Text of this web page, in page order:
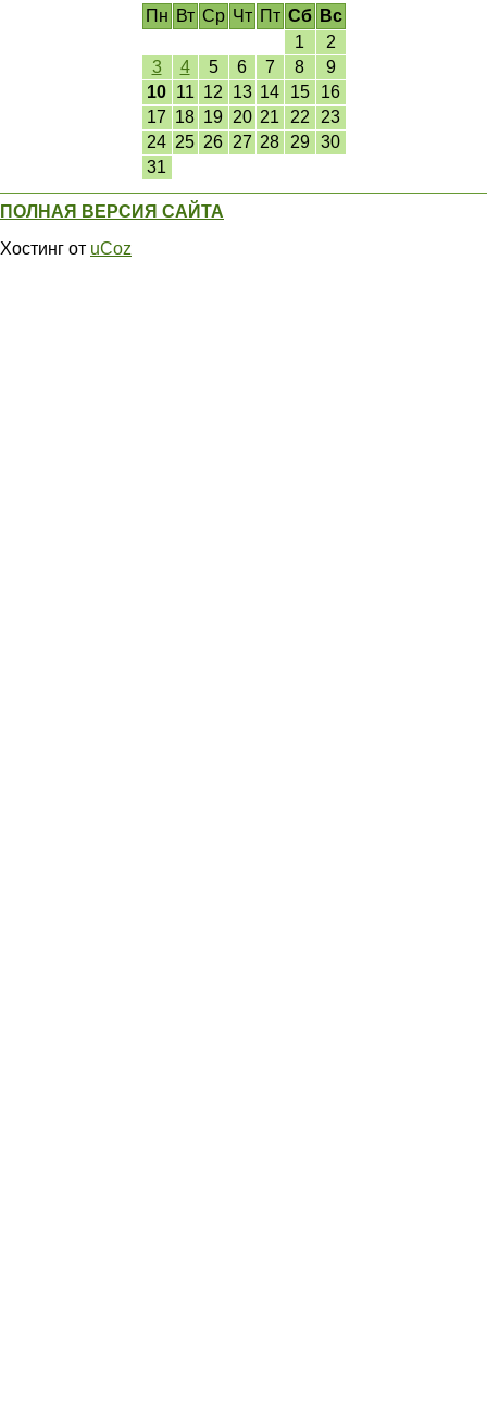
Пн Вт Ср Чт Пт Сб
Вс
1
2
3
4 5 6 7 8
9
10 11 12 13 14 15
16
17 18 19 20 21 22
23
24 25 26 27 28 29
30
31
ПОЛНАЯ ВЕРСИЯ САЙТА
Хостинг от uCoz